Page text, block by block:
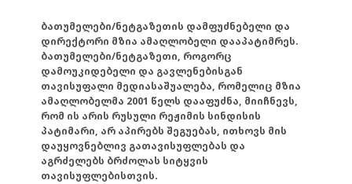
ბათუმელები/ნეტგაზეთის დამფუძნებელი და
დირექტორი მზია ამაღლობელი დააპატიმრეს.
ბათუმელები/ნეტგაზეთი, როგორც
დამოუკიდებელი და გავლენებისგან
თავისუფალი მედიასაშუალება, რომელიც მზია
ამაღლობელმა 2001 წელს დააფუძნა, მიიჩნევს,
რომ ის არის რუსული რეჟიმის სინდისის
პატიმარი, არ აპირებს შეგუებას, ითხოვს მის
დაუყოვნებლივ გათავისუფლებას და
აგრძელებს ბრძოლას სიტყვის
თავისუფლებისთვის.